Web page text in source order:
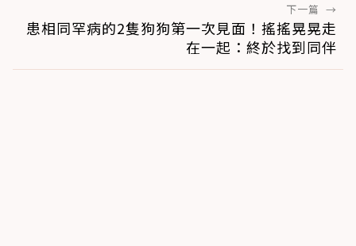
下一篇 →
患相同罕病的2隻狗狗第一次見面！搖搖晃晃走
在一起：終於找到同伴